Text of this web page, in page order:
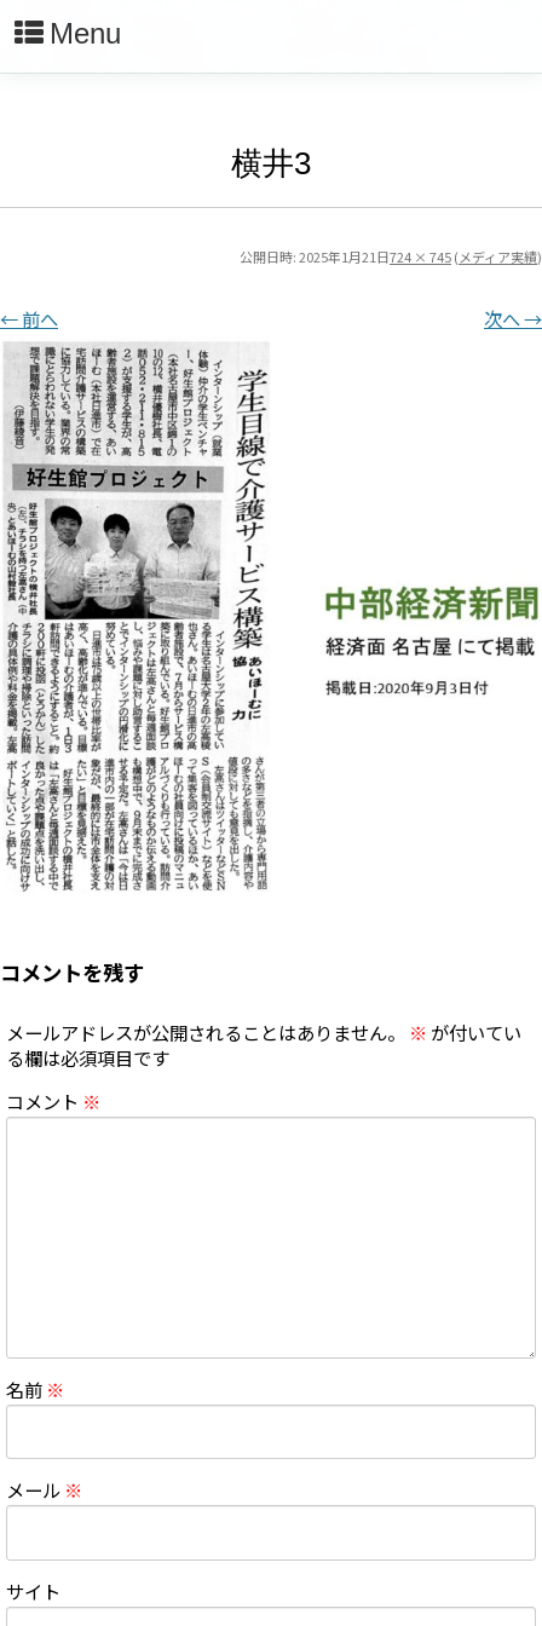
Menu
横井3
公開日時:2025年1月21日724 × 745( メディア実績)
← 前へ 次へ →
コメントを残す
メールアドレスが公開されることはありません。 ※ が付いてい
る欄は必須項目です
コメント ※
名前 ※
メール ※
サイト